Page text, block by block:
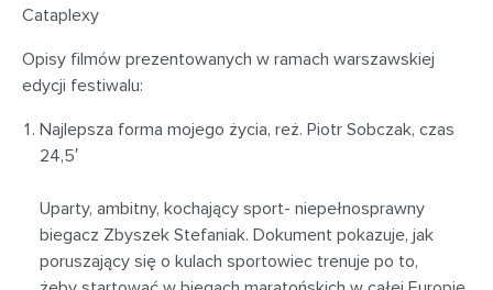
Cataplexy
Opisy filmów prezentowanych w ramach warszawskiej
edycji festiwalu:
Najlepsza forma mojego życia, reż. Piotr Sobczak, czas
24,5′
Uparty, ambitny, kochający sport- niepełnosprawny
biegacz Zbyszek Stefaniak. Dokument pokazuje, jak
poruszający się o kulach sportowiec trenuje po to,